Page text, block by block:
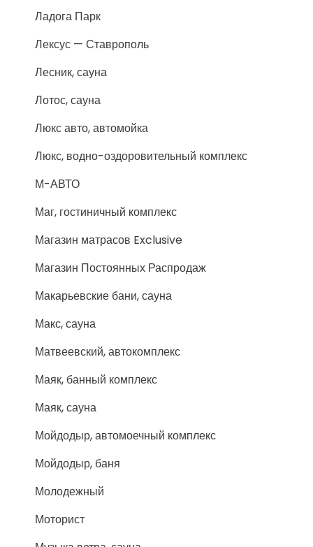
Ладога Парк
Лексус — Ставрополь
Лесник, сауна
Лотос, сауна
Люкс авто, автомойка
Люкс, водно-оздоровительный комплекс
М-АВТО
Маг, гостиничный комплекс
Магазин матрасов Exclusive
Магазин Постоянных Распродаж
Макарьевские бани, сауна
Макс, сауна
Матвеевский, автокомплекс
Маяк, банный комплекс
Маяк, сауна
Мойдодыр, автомоечный комплекс
Мойдодыр, баня
Молодежный
Моторист